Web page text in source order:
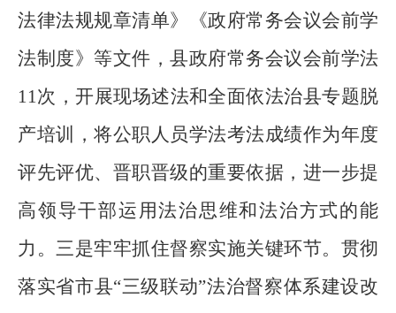
法律法规规章清单》《政府常务会议会前学
法制度》等文件，县政府常务会议会前学法
11次，开展现场述法和全面依法治县专题脱
产培训，将公职人员学法考法成绩作为年度
评先评优、晋职晋级的重要依据，进一步提
高领导干部运用法治思维和法治方式的能
力。三是牢牢抓住督察实施关键环节。贯彻
落实省市县“三级联动”法治督察体系建设改